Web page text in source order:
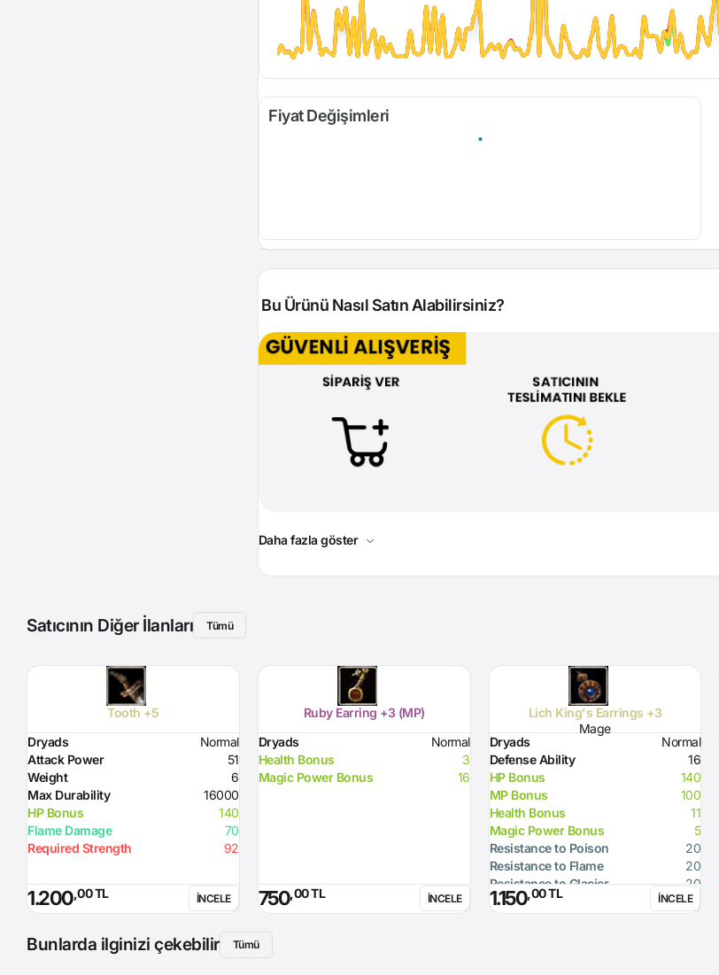
Fiyat Değişimleri
Bu Ürünü Nasıl Satın Alabilirsiniz?
Daha fazla göster
Satıcının Diğer İlanları Tümü
Tooth +5
Dryads
Normal
Attack Power
51
Weight
6
Max Durability
16000
HP Bonus
140
Flame Damage
70
Required Strength
92
1.200,00 TL İNCELE
Ruby Earring +3 (MP)
Dryads
Normal
Health Bonus
3
Magic Power Bonus
16
750,00 TL İNCELE
Lich King's Earrings +3
Mage
Dryads
Normal
Defense Ability
16
HP Bonus
140
MP Bonus
100
Health Bonus
11
Magic Power Bonus
5
Resistance to Poison
20
Resistance to Flame
20
Resistance to Glacier
20
Resistance to Lighting
20
1.150,00 TL İNCELE
Bunlarda ilginizi çekebilir Tümü